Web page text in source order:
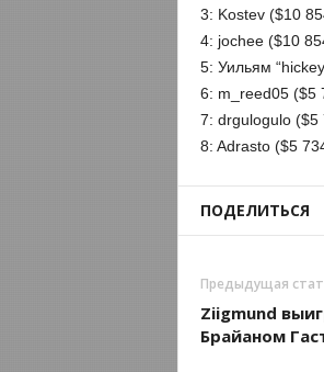
3: Kostev ($10
4: jochee ($10
5: Уильям
6: m_reed05 ($5
7: drgulogulo ($5
8: Adrasto ($5
ПОДЕЛИТЬСЯ
Предыдущая
Ziigmund
Брайаном